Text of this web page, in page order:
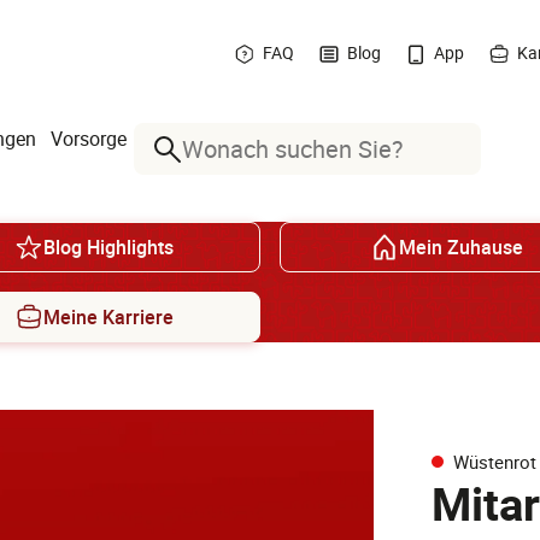
FAQ Blog App
Vorsorge
Suche
Blog Highlights Mein Zuhause
Meine Karriere
Wüstenrot